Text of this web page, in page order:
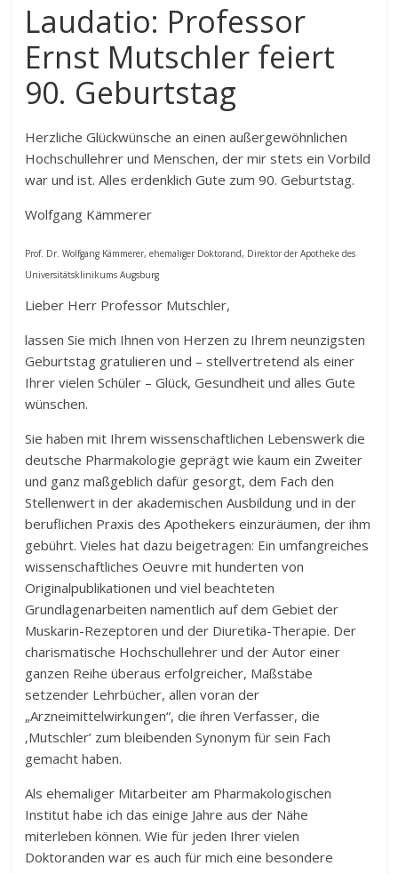
Laudatio: Professor
Ernst Mutschler feiert
90. Geburtstag
Herzliche Glückwünsche an einen außergewöhnlichen
Hochschullehrer und Menschen, der mir stets ein Vorbild
war und ist. Alles erdenklich Gute zum 90. Geburtstag.
Wolfgang Kämmerer
Prof. Dr. Wolfgang Kämmerer, ehemaliger Doktorand, Direktor der Apotheke des
Universitätsklinikums Augsburg
Lieber Herr Professor Mutschler,
lassen Sie mich Ihnen von Herzen zu Ihrem neunzigsten
Geburtstag gratulieren und – stellvertretend als einer
Ihrer vielen Schüler – Glück, Gesundheit und alles Gute
wünschen.
Sie haben mit Ihrem wissenschaftlichen Lebenswerk die
deutsche Pharmakologie geprägt wie kaum ein Zweiter
und ganz maßgeblich dafür gesorgt, dem Fach den
Stellenwert in der akademischen Ausbildung und in der
beruflichen Praxis des Apothekers einzuräumen, der ihm
gebührt. Vieles hat dazu beigetragen: Ein umfangreiches
wissenschaftliches Oeuvre mit hunderten von
Originalpublikationen und viel beachteten
Grundlagenarbeiten namentlich auf dem Gebiet der
Muskarin-Rezeptoren und der Diuretika-Therapie. Der
charismatische Hochschullehrer und der Autor einer
ganzen Reihe überaus erfolgreicher, Maßstäbe
setzender Lehrbücher, allen voran der
„Arzneimittelwirkungen“, die ihren Verfasser, die
‚Mutschler’ zum bleibenden Synonym für sein Fach
gemacht haben.
Als ehemaliger Mitarbeiter am Pharmakologischen
Institut habe ich das einige Jahre aus der Nähe
miterleben können. Wie für jeden Ihrer vielen
Doktoranden war es auch für mich eine besondere